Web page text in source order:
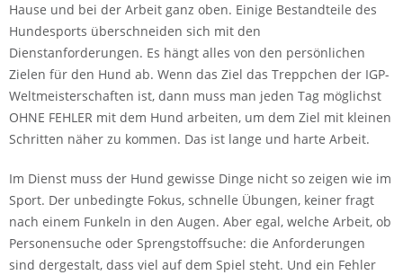
Hause und bei der Arbeit ganz oben. Einige Bestandteile des
Hundesports überschneiden sich mit den
Dienstanforderungen. Es hängt alles von den persönlichen
Zielen für den Hund ab. Wenn das Ziel das Treppchen der IGP-
Weltmeisterschaften ist, dann muss man jeden Tag möglichst
OHNE FEHLER mit dem Hund arbeiten, um dem Ziel mit kleinen
Schritten näher zu kommen. Das ist lange und harte Arbeit.
Im Dienst muss der Hund gewisse Dinge nicht so zeigen wie im
Sport. Der unbedingte Fokus, schnelle Übungen, keiner fragt
nach einem Funkeln in den Augen. Aber egal, welche Arbeit, ob
Personensuche oder Sprengstoffsuche: die Anforderungen
sind dergestalt, dass viel auf dem Spiel steht. Und ein Fehler